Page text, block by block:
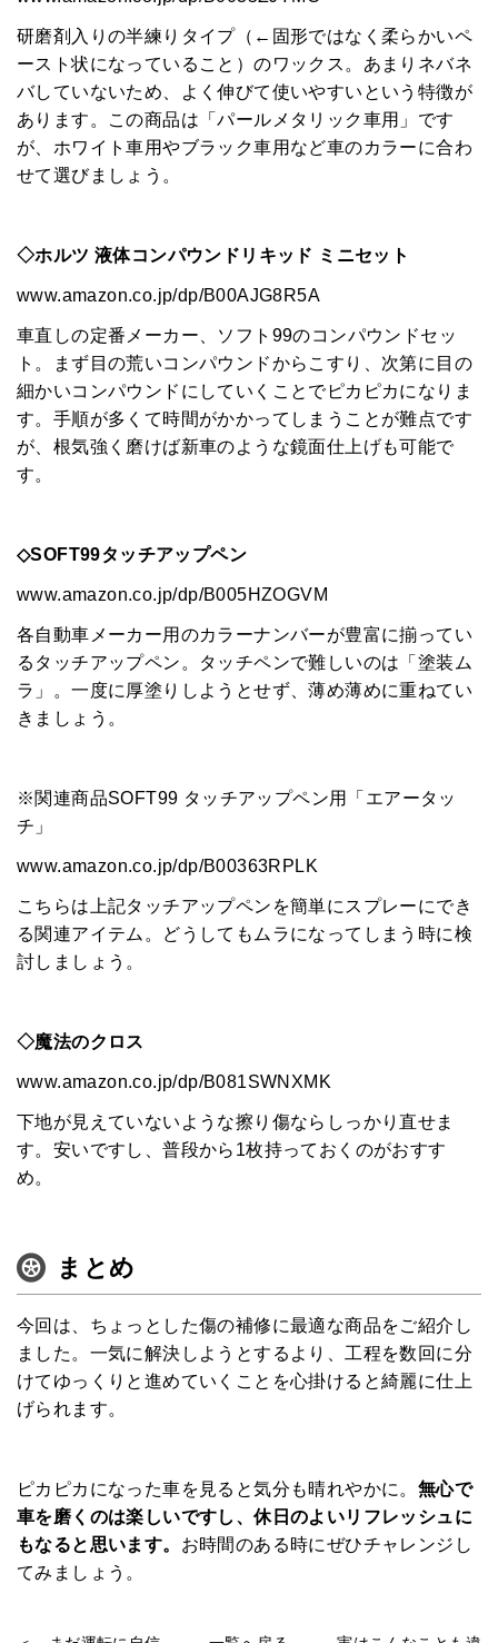
研磨剤入りの半練りタイプ（←固形ではなく柔らかいペ
ースト状になっていること）のワックス。あまりネバネ
バしていないため、よく伸びて使いやすいという特徴が
あります。この商品は「パールメタリック車用」です
が、ホワイト車用やブラック車用など車のカラーに合わ
せて選びましょう。
◇ホルツ 液体コンパウンドリキッド ミニセット
www.amazon.co.jp/dp/B00AJG8R5A
車直しの定番メーカー、ソフト99のコンパウンドセッ
ト。まず目の荒いコンパウンドからこすり、次第に目の
細かいコンパウンドにしていくことでピカピカになりま
す。手順が多くて時間がかかってしまうことが難点です
が、根気強く磨けば新車のような鏡面仕上げも可能で
す。
◇SOFT99タッチアップペン
www.amazon.co.jp/dp/B005HZOGVM
各自動車メーカー用のカラーナンバーが豊富に揃ってい
るタッチアップペン。タッチペンで難しいのは「塗装ム
ラ」。一度に厚塗りしようとせず、薄め薄めに重ねてい
きましょう。
※関連商品SOFT99 タッチアップペン用「エアータッ
チ」
www.amazon.co.jp/dp/B00363RPLK
こちらは上記タッチアップペンを簡単にスプレーにでき
る関連アイテム。どうしてもムラになってしまう時に検
討しましょう。
◇魔法のクロス
www.amazon.co.jp/dp/B081SWNXMK
下地が見えていないような擦り傷ならしっかり直せま
す。安いですし、普段から1枚持っておくのがおすす
め。
まとめ
今回は、ちょっとした傷の補修に最適な商品をご紹介し
ました。一気に解決しようとするより、工程を数回に分
けてゆっくりと進めていくことを心掛けると綺麗に仕上
げられます。
ピカピカになった車を見ると気分も晴れやかに。 無心で
車を磨くのは楽しいですし、休日のよいリフレッシュに
もなると思います。 お時間のある時にぜひチャレンジし
てみましょう。